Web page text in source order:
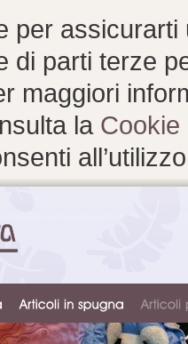
per
di parti terze
maggiori
la Cookie